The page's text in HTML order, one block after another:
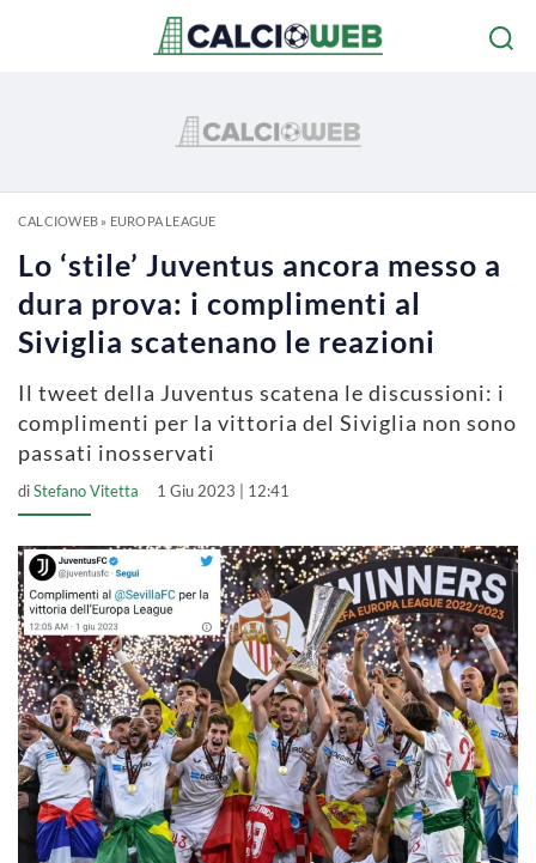
CALCIOWEB» EUROPA LEAGUE
Lo ‘stile’ Juventus ancora messo a
dura prova: i complimenti al
Siviglia scatenano le reazioni
Il tweet della Juventus scatena le discussioni: i
complimenti per la vittoria del Siviglia non sono
passati inosservati
diStefano Vitetta 1 Giu 2023 | 12:41